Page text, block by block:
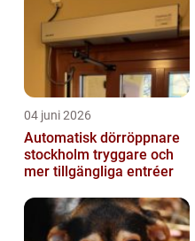
04 juni 2026
Automatisk dörröppnare
stockholm tryggare och
mer tillgängliga entréer